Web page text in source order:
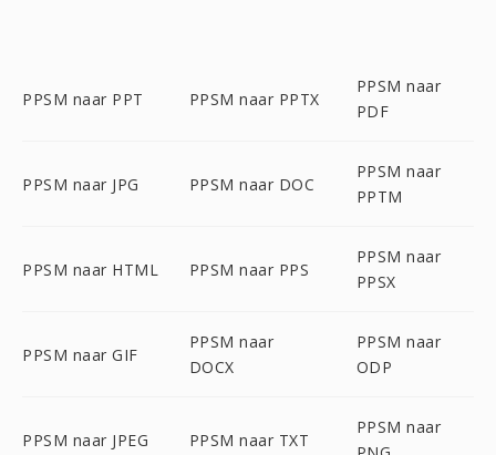
PPSM naar PPT PPSM naar PPTX
PPSM naar
PDF
PPSM naar JPG PPSM naar DOC
PPSM naar
PPTM
PPSM naar HTML PPSM naar PPS
PPSM naar
PPSX
PPSM naar GIF
PPSM naar
DOCX
PPSM naar
ODP
PPSM naar JPEG PPSM naar TXT
PPSM naar